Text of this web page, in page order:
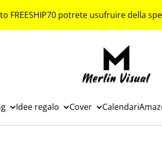
FREESHIP70 potrete usufruire della
Idee regalo Cover Calendari